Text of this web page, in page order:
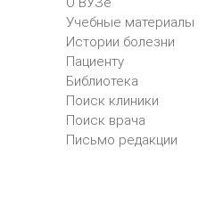
Учебные материалы
Истории болезни
Пациенту
Библиотека
Поиск клиники
Поиск врача
Письмо редакции